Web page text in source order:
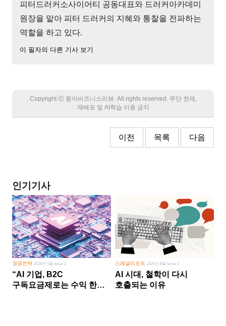
피터드러커소사이어티 공동대표와 드러커아카데미
원장을 맡아 피터 드러커의 지혜와 통찰을 전파하는
역할을 하고 있다.
이 필자의 다른 기사 보기
Copyright Ⓒ 동아비즈니스리뷰. All rights reserved. 무단 전재,
재배포 및 AI학습 이용 금지
이전 목록 다음
인기기사
경영전략 2026년 5월 Issue 2
“AI 기업, B2C
구독요금제로는 수익 한계
스페셜리포트 2026년 8월 Issue 1
AI 시대, 철학이 다시
호출되는 이유